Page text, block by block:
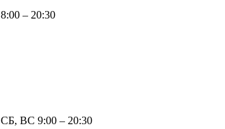
8:00 – 20:30
СБ, ВС 9:00 – 20:30